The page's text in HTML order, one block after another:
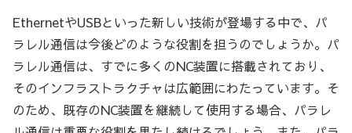
EthernetやUSBといった新しい技術が登場する中で、パ
ラレル通信は今後どのような役割を担うのでしょうか。パ
ラレル通信は、すでに多くのNC装置に搭載されており、
そのインフラストラクチャは広範囲にわたっています。そ
のため、既存のNC装置を継続して使用する場合、パラレ